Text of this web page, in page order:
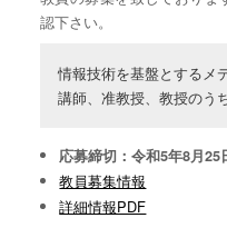
認下さい。
情報技術を基盤とするメ
講師、准教授、教授のう
応募締切：令和5年8月25
教員募集情報
詳細情報PDF